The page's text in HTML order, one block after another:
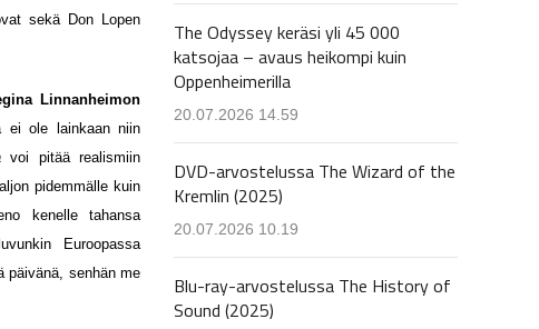
sekä Don Lopen
Linnanheimon
ei ole lainkaan niin
voi pitää realismiin
pidemmälle kuin
kenelle tahansa
Euroopassa
päivänä, senhän me
The Odyssey keräsi yli 45 000
katsojaa – avaus heikompi kuin
Oppenheimerilla
20.07.2026 14.59
DVD-arvostelussa The Wizard of the
Kremlin (2025)
20.07.2026 10.19
Blu-ray-arvostelussa The History of
Sound (2025)